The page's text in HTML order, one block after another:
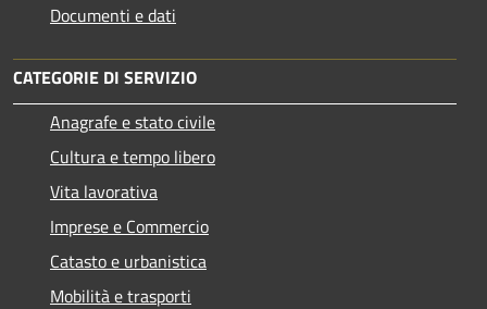
Documenti e dati
CATEGORIE DI SERVIZIO
Anagrafe e stato civile
Cultura e tempo libero
Vita lavorativa
Imprese e Commercio
Catasto e urbanistica
Mobilità e trasporti